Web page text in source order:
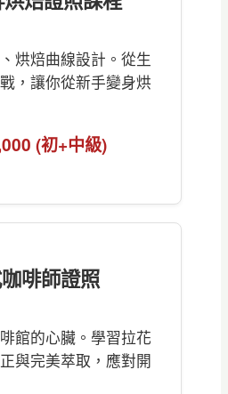
烘焙曲線設計。從生
，讓你從新手變身烘
(初+中級)
啡師證照
館的心臟。學習拉花
與完美萃取，應對開